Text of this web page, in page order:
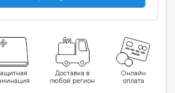
Доставка в
любой регион
Онлайн
оплата